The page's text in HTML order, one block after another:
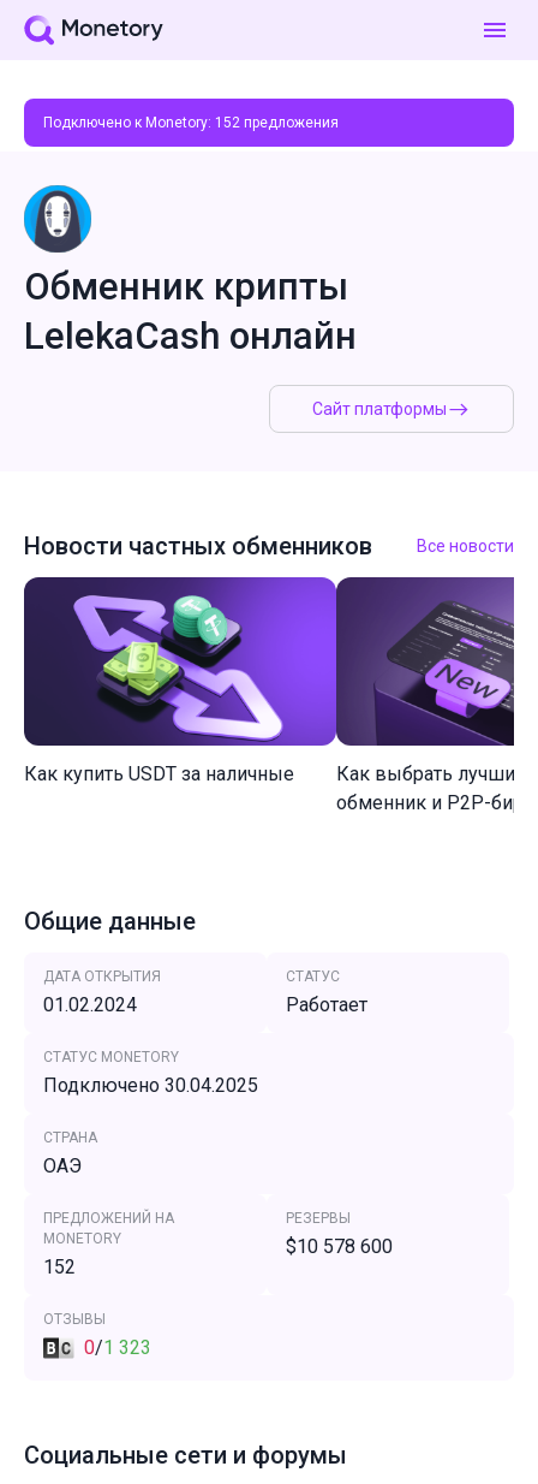
Подключено к Monetory: 152 предложения
Сайт платформы
Обменник крипты
LelekaCash онлайн
Новости частных обменников Все новости
Как купить USDT за наличные
Как выбрать лучший
обменник и P2P-
Общие данные
ДАТА ОТКРЫТИЯ
01.02.2024
СТАТУС
Работает
СТАТУС MONETORY
Подключено 30.04.2025
СТРАНА
ОАЭ
ПРЕДЛОЖЕНИЙ НА
MONETORY
152
РЕЗЕРВЫ
$10 578 600
ОТЗЫВЫ
0/1 323
Социальные сети и форумы